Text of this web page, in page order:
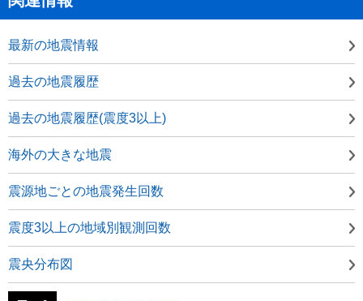
最新の地震情報
過去の地震履歴
過去の地震履歴(震度3以上)
海外の大きな地震
震源地ごとの地震発生回数
震度3以上の地域別観測回数
震央分布図